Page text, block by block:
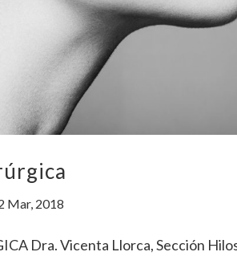
Mar, 2018
Dra. Vicenta Llorca, Sección